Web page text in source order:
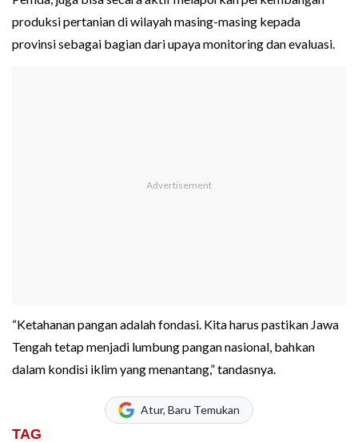
produksi pertanian di wilayah masing-masing kepada
provinsi sebagai bagian dari upaya monitoring dan evaluasi.
“Ketahanan pangan adalah fondasi. Kita harus pastikan Jawa
Tengah tetap menjadi lumbung pangan nasional, bahkan
dalam kondisi iklim yang menantang,” tandasnya.
Atur, Baru Temukan
TAG